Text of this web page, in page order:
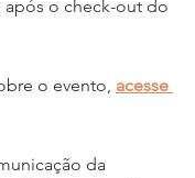
após o check-out do
o evento, acesse
da